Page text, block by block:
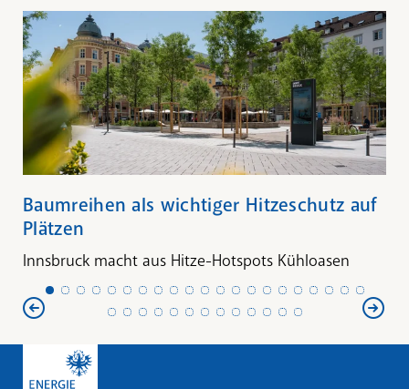
Baumreihen als wichtiger Hitzeschutz auf
Plätzen
Innsbruck macht aus Hitze-Hotspots Kühloasen